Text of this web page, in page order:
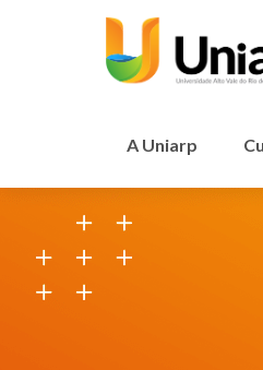
A Uniarp